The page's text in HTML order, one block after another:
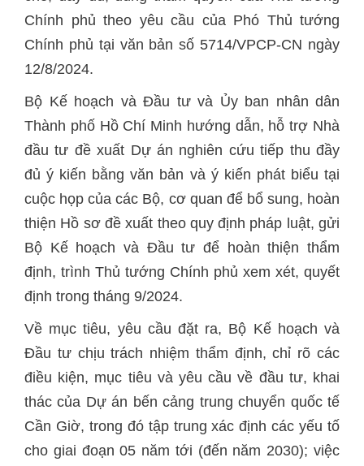
Chính phủ theo yêu cầu của Phó Thủ tướng
Chính phủ tại văn bản số 5714/VPCP-CN ngày
12/8/2024.
Bộ Kế hoạch và Đầu tư và Ủy ban nhân dân
Thành phố Hồ Chí Minh hướng dẫn, hỗ trợ Nhà
đầu tư đề xuất Dự án nghiên cứu tiếp thu đầy
đủ ý kiến bằng văn bản và ý kiến phát biểu tại
cuộc họp của các Bộ, cơ quan để bổ sung, hoàn
thiện Hồ sơ đề xuất theo quy định pháp luật, gửi
Bộ Kế hoạch và Đầu tư để hoàn thiện thẩm
định, trình Thủ tướng Chính phủ xem xét, quyết
định trong tháng 9/2024.
Về mục tiêu, yêu cầu đặt ra, Bộ Kế hoạch và
Đầu tư chịu trách nhiệm thẩm định, chỉ rõ các
điều kiện, mục tiêu và yêu cầu về đầu tư, khai
thác của Dự án bến cảng trung chuyển quốc tế
Cần Giờ, trong đó tập trung xác định các yếu tố
cho giai đoạn 05 năm tới (đến năm 2030); việc